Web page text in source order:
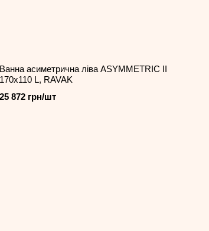
Ванна асиметрична ліва ASYMMETRIC II
170x110 L, RAVAK
25 872 грн/шт